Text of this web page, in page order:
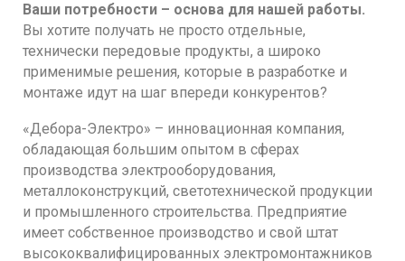
Ваши потребности – основа для нашей работы.
Вы хотите получать не просто отдельные,
технически передовые продукты, а широко
применимые решения, которые в разработке и
монтаже идут на шаг впереди конкурентов?
«Дебора-Электро» – инновационная компания,
обладающая большим опытом в сферах
производства электрооборудования,
металлоконструкций, светотехнической продукции
и промышленного строительства. Предприятие
имеет собственное производство и свой штат
высококвалифицированных электромонтажников